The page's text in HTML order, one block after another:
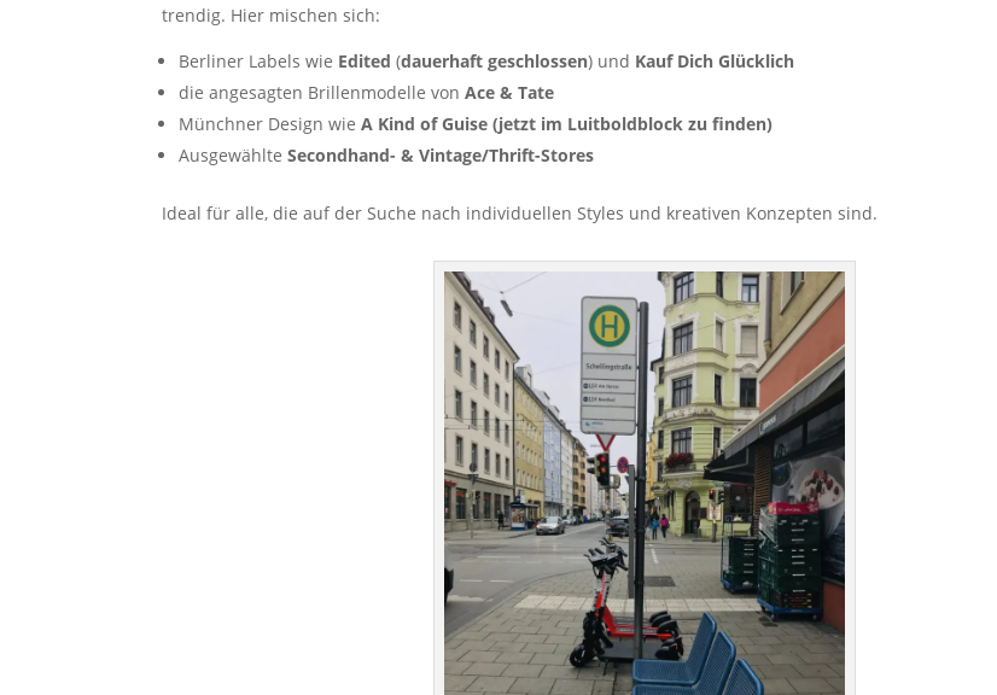
trendig. Hier mischen sich:
Berliner Labels wie Edited (dauerhaft geschlossen) und Kauf Dich Glücklich
die angesagten Brillenmodelle vonAce & Tate
Münchner Design wieA Kind of Guise (jetzt im Luitboldblock zu finden)
AusgewählteSecondhand- & Vintage/Thrift-Stores
Ideal für alle, die auf der Suche nach individuellen Styles und kreativen Konzepten sind.